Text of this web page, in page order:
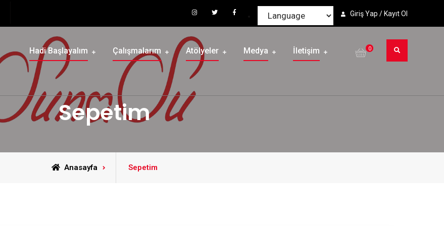
Giriş Yap / Kayıt Ol
Hadi Başlayalım Çalışmalarım Atölyeler Medya İletişim 0
Sepetim
Anasayfa Sepetim